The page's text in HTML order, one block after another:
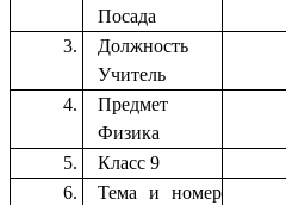
Посада
Должность
Учитель
Предмет
Физика
Класс 9
Тема и номер